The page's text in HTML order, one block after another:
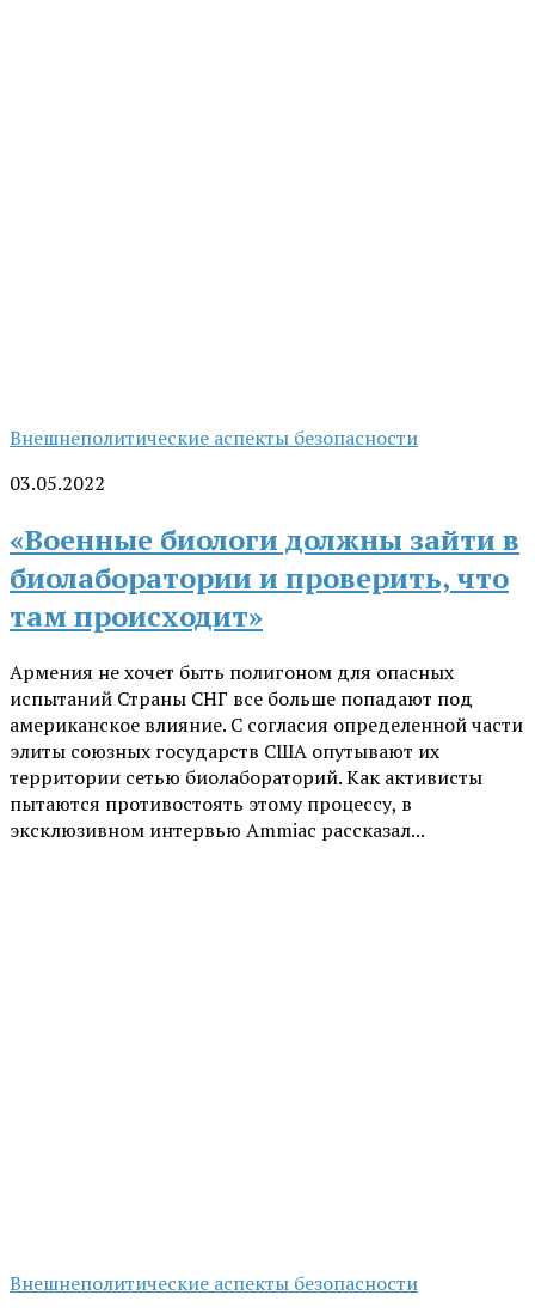
Внешнеполитические аспекты безопасности
03.05.2022
«Военные биологи должны зайти в
биолаборатории и проверить, что
там происходит»
Армения не хочет быть полигоном для опасных
испытаний Страны СНГ все больше попадают под
американское влияние. С согласия определенной части
элиты союзных государств США опутывают их
территории сетью биолабораторий. Как активисты
пытаются противостоять этому процессу, в
эксклюзивном интервью Ammiac рассказал...
Внешнеполитические аспекты безопасности